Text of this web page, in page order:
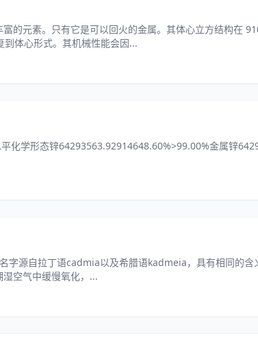
的元素。只有它是可以回火的金属。其体心立方结构在
体心形式。其机械性能会因...
化学形态锌64293563.92914648.60%>99.00%金属锌
源自拉丁语cadmia以及希腊语kadmeia，具有相同的含
空气中缓慢氧化，...